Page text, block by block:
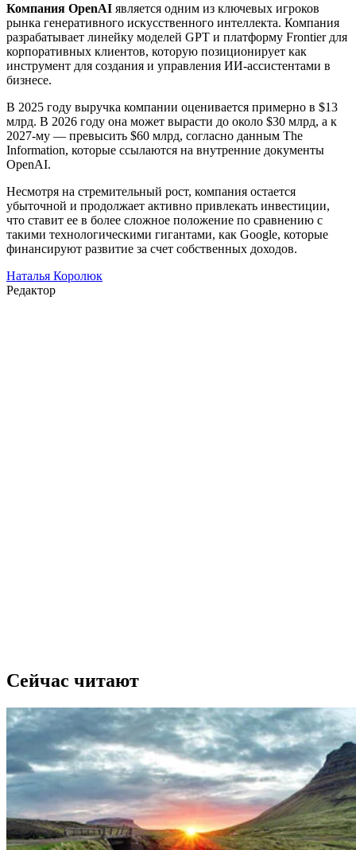
Компания OpenAI является одним из ключевых игроков
рынка генеративного искусственного интеллекта. Компания
разрабатывает линейку моделей GPT и платформу Frontier для
корпоративных клиентов, которую позиционирует как
инструмент для создания и управления ИИ-ассистентами в
бизнесе.
В 2025 году выручка компании оценивается примерно в $13
млрд. В 2026 году она может вырасти до около $30 млрд, а к
2027-му — превысить $60 млрд, согласно данным The
Information, которые ссылаются на внутренние документы
OpenAI.
Несмотря на стремительный рост, компания остается
убыточной и продолжает активно привлекать инвестиции,
что ставит ее в более сложное положение по сравнению с
такими технологическими гигантами, как Google, которые
финансируют развитие за счет собственных доходов.
Наталья Королюк
Редактор
Сейчас читают